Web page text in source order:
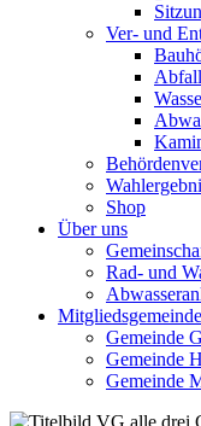
Ver- und
Shop
Über uns
Rad- und
Gemeinde
Gemeinde
Gemeinde